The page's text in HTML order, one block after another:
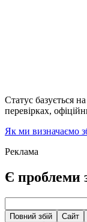
Статус базується
перевірках,
Як ми визначаємо
Реклама
Є проблеми
Повний збій Сайт